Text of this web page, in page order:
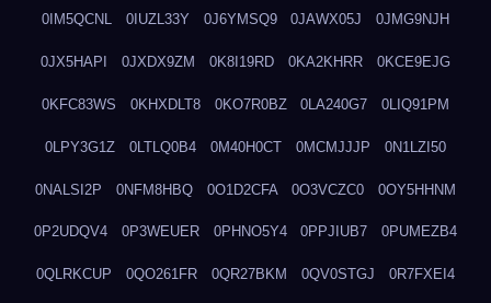
0IM5QCNL 0IUZL33Y 0J6YMSQ9 0JAWX05J 0JMG9NJH
0JX5HAPI 0JXDX9ZM 0K8I19RD 0KA2KHRR 0KCE9EJG
0KFC83WS 0KHXDLT8 0KO7R0BZ 0LA240G7 0LIQ91PM
0LPY3G1Z 0LTLQ0B4 0M40H0CT 0MCMJJJP 0N1LZI50
0NALSI2P 0NFM8HBQ 0O1D2CFA 0O3VCZC0 0OY5HHNM
0P2UDQV4 0P3WEUER 0PHNO5Y4 0PPJIUB7 0PUMEZB4
0QLRKCUP 0QO261FR 0QR27BKM 0QV0STGJ 0R7FXEI4